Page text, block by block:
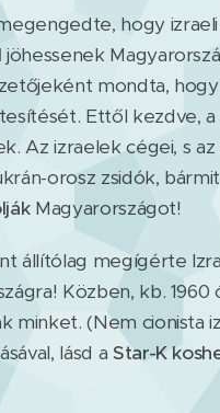
hogy
jöhessenek
mondta,
Ettől kezdve, a
Az izraelek cégei, s
orosz zsidók,
Magyarországot!
állítólag megígérte
Közben, kb. 1960
minket. (Nem cionista
lásd a Star-K